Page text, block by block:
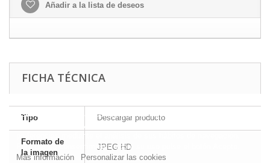
Añadir a la lista de deseos
FICHA TÉCNICA
Tipo Descargar producto
Formato de
la imagen
JPEG HD
Este sitio web utiliza cookies propias y de terceros para mejorar
nuestros servicios y mostrarle publicidad relacionada con sus
preferencias mediante el análisis de sus hábitos de navegación.
Para dar su consentimiento sobre su uso pulse el botón Acepto.
Más información
Personalizar las cookies